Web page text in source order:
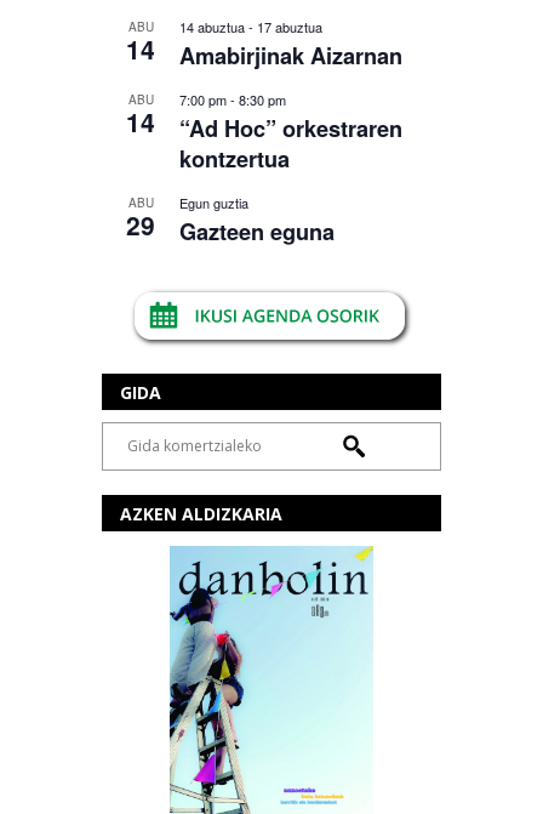
ABU
14
14 abuztua- 17 abuztua
Amabirjinak Aizarnan
ABU
14
7:00 pm- 8:30 pm
“Ad Hoc” orkestraren
kontzertua
ABU
29
Egun guztia
Gazteen eguna
GIDA
AZKEN ALDIZKARIA